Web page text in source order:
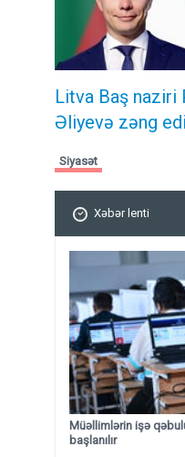
Litva Baş naziri
Əliyevə zəng
Siyasət
Xəbər lenti
Müəllimlərin işə
başlanılır